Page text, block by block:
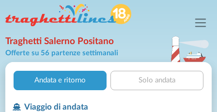
Traghetti Salerno Positano
Offerte su 56 partenze settimanali
Andata e ritorno Solo andata
Viaggio di andata